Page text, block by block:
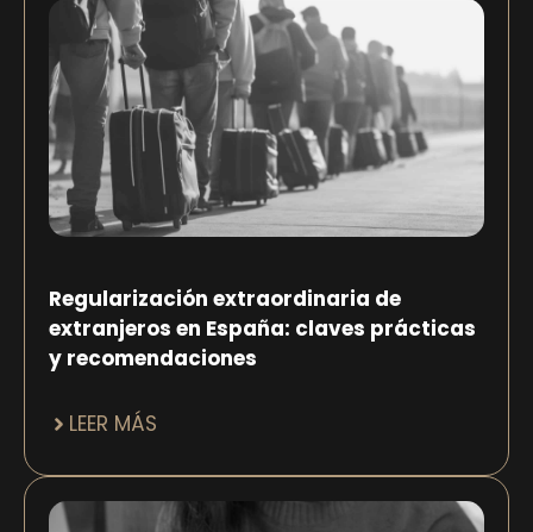
Regularización extraordinaria de
extranjeros en España: claves prácticas
y recomendaciones
LEER MÁS